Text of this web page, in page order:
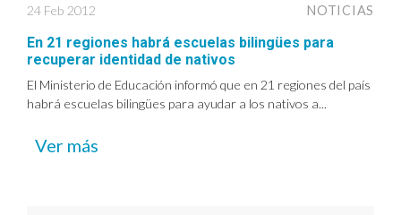
24 Feb 2012 NOTICIAS
En 21 regiones habrá escuelas bilingües para
recuperar identidad de nativos
El Ministerio de Educación informó que en 21 regiones del país
habrá escuelas bilingües para ayudar a los nativos a...
Ver más